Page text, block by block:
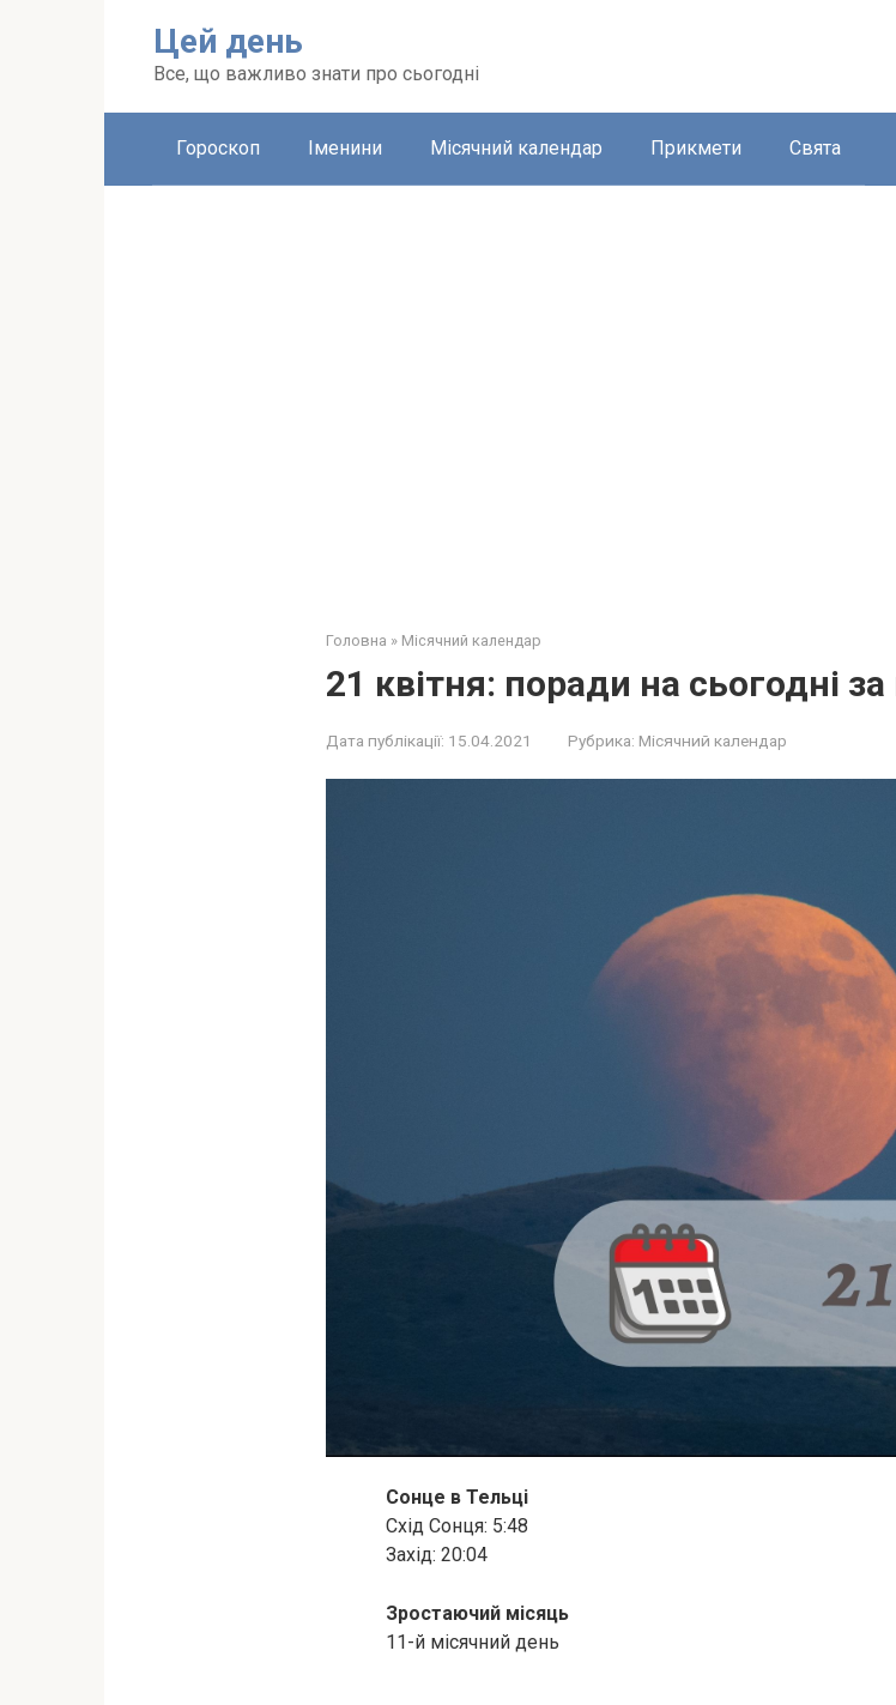
Цей день
Все, що важливо знати про сьогодні
Гороскоп Іменини Місячний календар Прикмети Свята
Головна » Місячний календар
21 квітня: поради на сьогодні
Дата публікації: 15.04.2021 Рубрика: Місячний календар
Сонце в Тельці
Схід Сонця: 5:48
Захід: 20:04
Зростаючий місяць
11-й місячний день